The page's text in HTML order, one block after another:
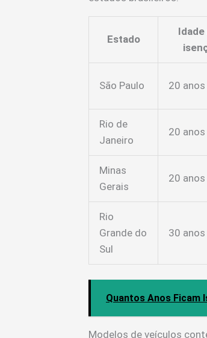
Estado
Idade
São Paulo 20 anos
Rio de
Janeiro
20 anos
Minas
Gerais
20 anos
Rio
Grande do
Sul
30 anos
Quantos Anos Ficam
Modelos de veículos